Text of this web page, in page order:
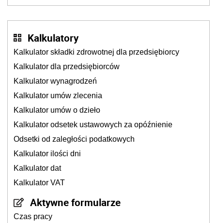
Kalkulatory
Kalkulator składki zdrowotnej dla przedsiębiorcy
Kalkulator dla przedsiębiorców
Kalkulator wynagrodzeń
Kalkulator umów zlecenia
Kalkulator umów o dzieło
Kalkulator odsetek ustawowych za opóźnienie
Odsetki od zaległości podatkowych
Kalkulator ilości dni
Kalkulator dat
Kalkulator VAT
Aktywne formularze
Czas pracy